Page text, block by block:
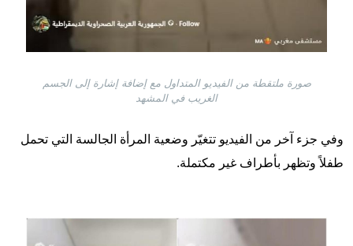
صورة ملتقطة من الفيديو المتداول مع إضافة إشارة إلى الجسم
الغريب في المشهد
وفي جزء آخر من الفيديو تتغيّر وضعية المرأة الجالسة التي تحمل
طفلاً وتظهر بأطراف غير مكتملة.